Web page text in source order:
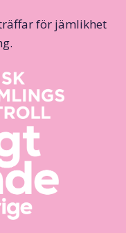
för jämlikhet